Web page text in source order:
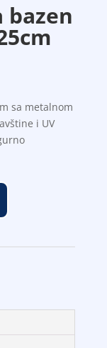
bazen
sa metalnom
i UV